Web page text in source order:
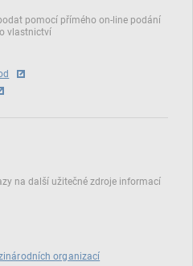
pomocí přímého on‑line podání
vlastnictví
na další užitečné zdroje informací
organizací